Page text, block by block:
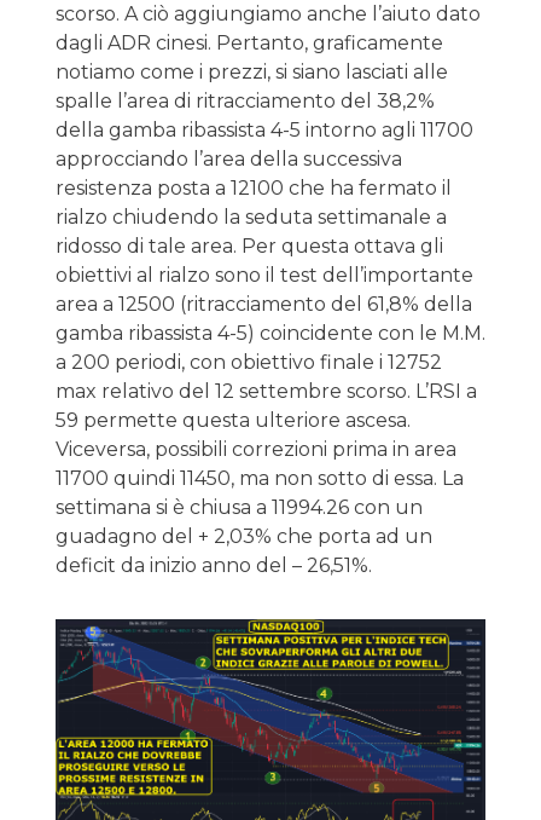
scorso. A ciò aggiungiamo anche l’aiuto dato
dagli ADR cinesi. Pertanto, graficamente
notiamo come i prezzi, si siano lasciati alle
spalle l’area di ritracciamento del 38,2%
della gamba ribassista 4-5 intorno agli 11700
approcciando l’area della successiva
resistenza posta a 12100 che ha fermato il
rialzo chiudendo la seduta settimanale a
ridosso di tale area. Per questa ottava gli
obiettivi al rialzo sono il test dell’importante
area a 12500 (ritracciamento del 61,8% della
gamba ribassista 4-5) coincidente con le M.M.
a 200 periodi, con obiettivo finale i 12752
max relativo del 12 settembre scorso. L’RSI a
59 permette questa ulteriore ascesa.
Viceversa, possibili correzioni prima in area
11700 quindi 11450, ma non sotto di essa. La
settimana si è chiusa a 11994.26 con un
guadagno del + 2,03% che porta ad un
deficit da inizio anno del – 26,51%.